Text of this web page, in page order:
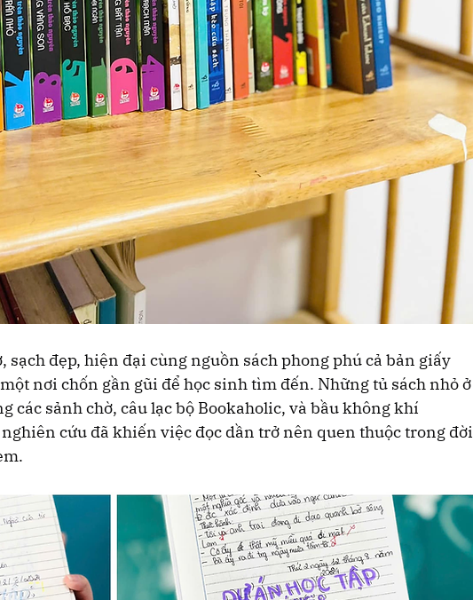
sạch đẹp, hiện đại cùng nguồn sách phong phú cả bản giấy
nơi chốn gần gũi để học sinh tìm đến. Những tủ sách nhỏ ở
các sảnh chờ, câu lạc bộ Bookaholic, và bầu không khí
cứu đã khiến việc đọc dần trở nên quen thuộc trong đời